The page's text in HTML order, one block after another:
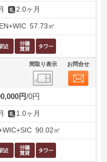
2.0ヶ月
57.73㎡
間取り表示 お問合せ
円 0円
1.0ヶ月
90.02㎡